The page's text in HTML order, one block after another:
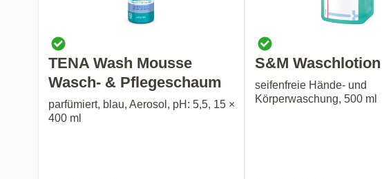
TENA Wash Mousse
Wasch- & Pflegeschaum
parfümiert, blau, Aerosol, pH: 5,5, 15 ×
400 ml
S&M Waschlotion
seifenfreie Hände- und
Körperwaschung, 500 ml